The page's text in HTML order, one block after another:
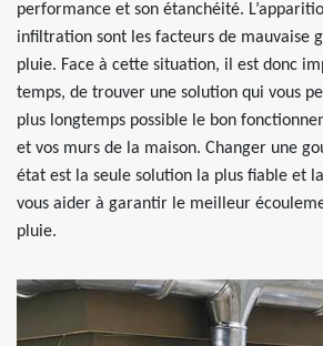
performance et son étanchéité.
infiltration sont les facteurs de mauvaise
pluie. Face à cette situation, il est donc
temps, de trouver une solution qui vous
plus longtemps possible le bon
et vos murs de la maison. Changer une
état est la seule solution la plus fiable et
vous aider à garantir le meilleur
pluie.